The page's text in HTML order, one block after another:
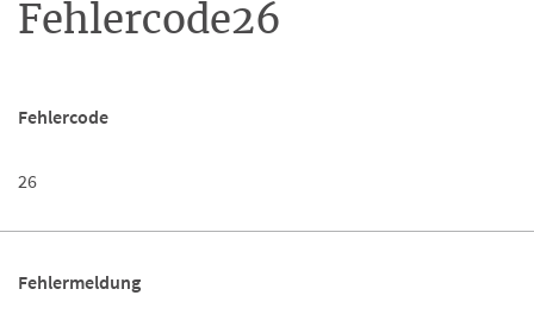
Fehlercode26
Fehlercode
26
Fehlermeldung